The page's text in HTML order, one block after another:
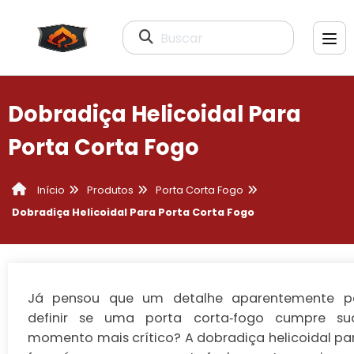
Buscar
Dobradiça Helicoidal Para
Porta Corta Fogo
Início Produtos
Porta Corta Fogo
Dobradiça Helicoidal Para Porta Corta Fogo
Já pensou que um detalhe aparentemente
definir se uma porta corta‑fogo cumpre
momento mais crítico? A dobradiça helicoidal